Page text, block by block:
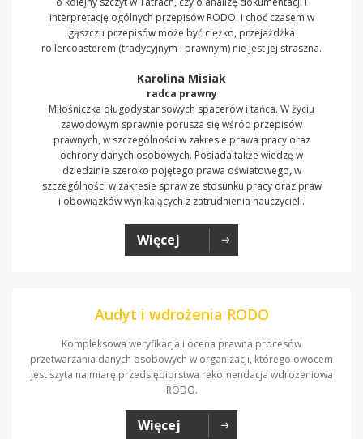
interpretację ogólnych przepisów RODO. I choć czasem w
gąszczu przepisów może być ciężko, przejażdżka
rollercoasterem (tradycyjnym i prawnym) nie jest jej straszna.
Karolina Misiak
radca prawny
Miłośniczka długodystansowych spacerów i tańca. W życiu
zawodowym sprawnie porusza się wśród przepisów
prawnych, w szczególności w zakresie prawa pracy oraz
ochrony danych osobowych. Posiada także wiedzę w
dziedzinie szeroko pojętego prawa oświatowego, w
szczególności w zakresie spraw ze stosunku pracy oraz praw
i obowiązków wynikających z zatrudnienia nauczycieli.
Więcej
Audyt i wdrożenia RODO
Kompleksowa weryfikacja i ocena prawna procesów
przetwarzania danych osobowych w organizacji, którego owocem
jest szyta na miarę przedsiębiorstwa rekomendacja wdrożeniowa
RODO.
Więcej